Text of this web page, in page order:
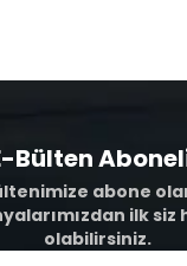
Bülten
abone
ilk siz
olabilirsiniz.